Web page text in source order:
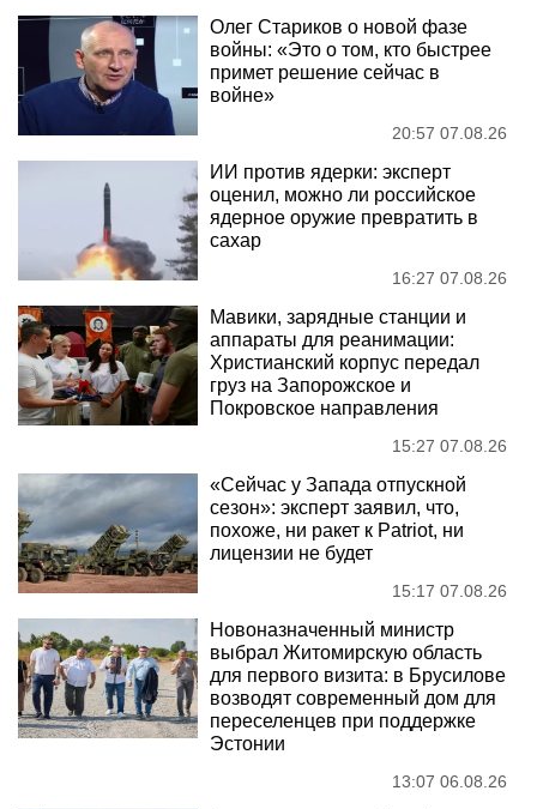
Олег Стариков о новой фазе
войны: «Это о том, кто быстрее
примет решение сейчас в
войне»
20:57 07.08.26
ИИ против ядерки: эксперт
оценил, можно ли российское
ядерное оружие превратить в
сахар
16:27 07.08.26
Мавики, зарядные станции и
аппараты для реанимации:
Христианский корпус передал
груз на Запорожское и
Покровское направления
15:27 07.08.26
«Сейчас у Запада отпускной
сезон»: эксперт заявил, что,
похоже, ни ракет к Patriot, ни
лицензии не будет
15:17 07.08.26
Новоназначенный министр
выбрал Житомирскую область
для первого визита: в Брусилове
возводят современный дом для
переселенцев при поддержке
Эстонии
13:07 06.08.26